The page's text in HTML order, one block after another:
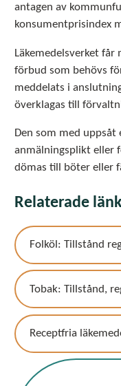
antagen av
konsumentprisindex
Läkemedelsverket får
förbud som behövs
meddelats i
överklagas till
Den som med
anmälningsplikt eller
dömas till böter eller
Relaterade
Folköl: Tillstånd
Tobak: Tillstånd,
Receptfria